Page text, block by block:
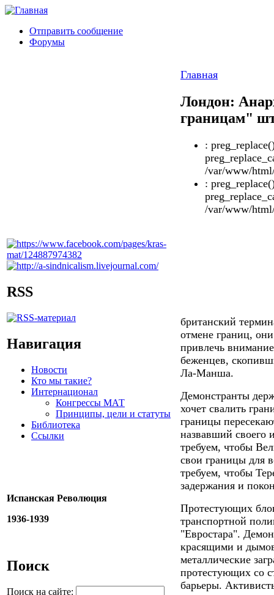
Отправить сообщение
Форумы
RSS
Навигация
Новости
Кто мы такие?
Интернационал
Конгрессы МАТ
Принципы, цели и статуты
Библиотека
Ссылки
Испанская Революция
1936-1939
Поиск
Поиск на сайте:
Главная
Лондон:
границам"
:
/var/www/
:
/var/www/
британский
отмене границ,
привлечь
беженцев,
Ла-Манша.
Демонстранты
хочет свалить
границы
назвавший
требуем, чтобы
свои границы для
требуем, чтобы
задержания и
Протестующих
транспортной
"Евростара".
красящими и
металлические
протестующих со
барьеры.